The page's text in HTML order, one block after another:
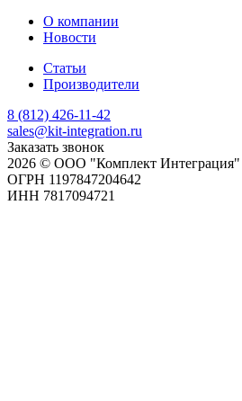
О компании
Новости
Статьи
Производители
8 (812) 426-11-42
sales@kit-integration.ru
Заказать звонок
2026 © ООО "Комплект Интеграция"
ОГРН 1197847204642
ИНН 7817094721